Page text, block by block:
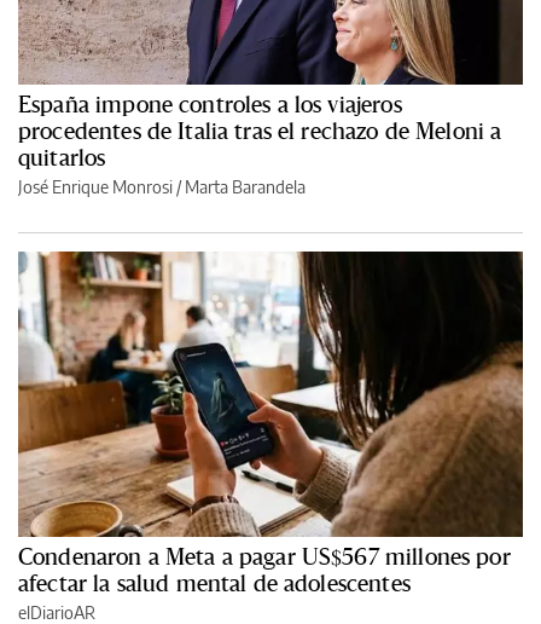
España impone controles a los viajeros
procedentes de Italia tras el rechazo de Meloni a
quitarlos
José Enrique Monrosi / Marta Barandela
Condenaron a Meta a pagar US$567 millones por
afectar la salud mental de adolescentes
elDiarioAR